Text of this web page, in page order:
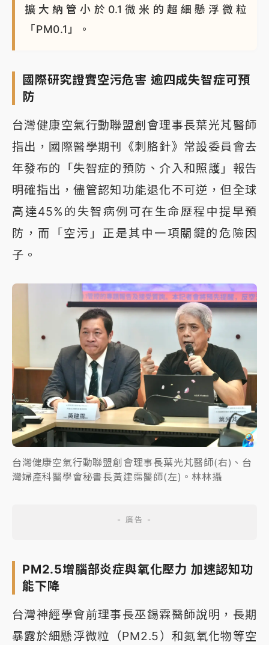
擴大納管小於0.1微米的超細懸浮微粒
「PM0.1」。
國際研究證實空污危害 逾四成失智症可預
防
台灣健康空氣行動聯盟創會理事長葉光芃醫師
指出，國際醫學期刊《刺胳針》常設委員會去
年發布的「失智症的預防、介入和照護」報告
明確指出，儘管認知功能退化不可逆，但全球
高達45%的失智病例可在生命歷程中提早預
防，而「空污」正是其中一項關鍵的危險因
子。
台灣健康空氣行動聯盟創會理事長葉光芃醫師(右)、台
灣婦產科醫學會秘書長黃建霈醫師(左)。林林攝
PM2.5增腦部炎症與氧化壓力 加速認知功
能下降
台灣神經學會前理事長巫錫霖醫師說明，長期
暴露於細懸浮微粒（PM2.5）和氮氧化物等空